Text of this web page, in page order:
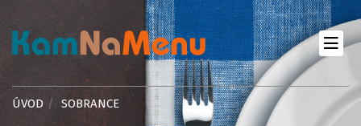
ÚVOD SOBRANCE